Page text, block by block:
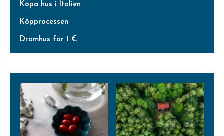
Köpa hus i Italien
Köpprocessen
Drömhus för 1 €